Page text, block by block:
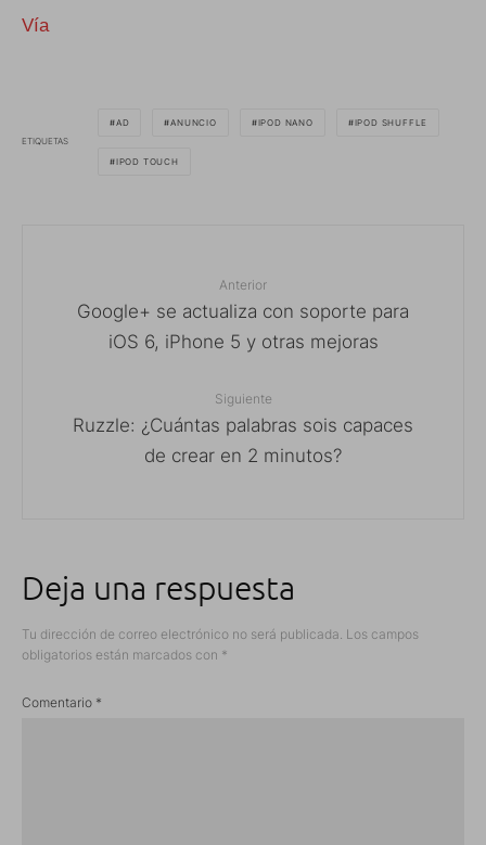
Vía
ETIQUETAS
AD ANUNCIO IPOD NANO IPOD SHUFFLE
IPOD TOUCH
Anterior
Google+ se actualiza con soporte para
iOS 6, iPhone 5 y otras mejoras
Siguiente
Ruzzle: ¿Cuántas palabras sois capaces
de crear en 2 minutos?
Deja una respuesta
Tu dirección de correo electrónico no será publicada. Los campos
obligatorios están marcados con *
Comentario *